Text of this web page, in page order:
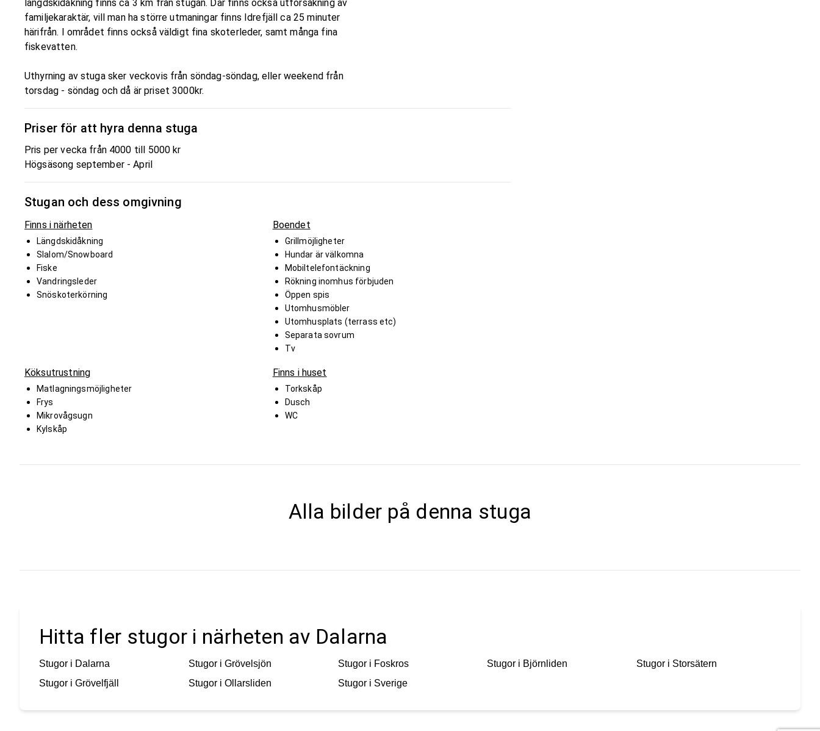
längdskidåkning finns ca 3 km från stugan. Där finns också utförsåkning av
familjekaraktär, vill man ha större utmaningar finns Idrefjäll ca 25 minuter
härifrån. I området finns också väldigt fina skoterleder, samt många fina
fiskevatten.
Uthyrning av stuga sker veckovis från söndag-söndag, eller weekend från
torsdag - söndag och då är priset 3000kr.
Priser för att hyra denna stuga
Pris per vecka från 4000 till 5000 kr
Högsäsong september - April
Stugan och dess omgivning
Finns i närheten
Längdskidåkning
Slalom/Snowboard
Fiske
Vandringsleder
Snöskoterkörning
Boendet
Grillmöjligheter
Hundar är välkomna
Mobiltelefontäckning
Rökning inomhus förbjuden
Öppen spis
Utomhusmöbler
Utomhusplats (terrass etc)
Separata sovrum
Tv
Köksutrustning
Matlagningsmöjligheter
Frys
Mikrovågsugn
Kylskåp
Finns i huset
Torkskåp
Dusch
WC
Alla bilder på denna stuga
Hitta fler stugor i närheten av Dalarna
Stugor i Dalarna Stugor i Grövelsjön Stugor i Foskros Stugor i Björnliden Stugor i Storsätern
Stugor i Grövelfjäll Stugor i Ollarsliden Stugor i Sverige